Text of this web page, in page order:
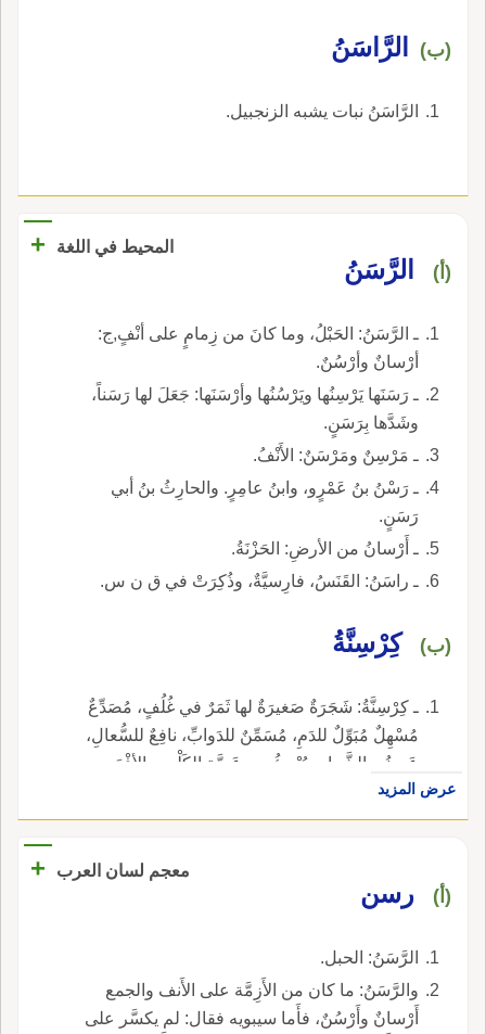
(ب) الرَّاسَنُ
الرَّاسَنُ نبات يشبه الزنجبيل.
المحيط في اللغة +
(أ) الرَّسَنُ
ـ الرَّسَنُ: الحَبْلُ، وما كانَ من زِمامٍ على أنْفٍ,ج:
أرْسانٌ وأرْسُنٌ.
ـ رَسَنَها يَرْسِنُها ويَرْسُنُها وأرْسَنَها: جَعَلَ لها رَسَناً،
وشَدَّها بِرَسَنٍ.
ـ مَرْسِنٌ ومَرْسَنٌ: الأَنْفُ.
ـ رَسْنُ بنُ عَمْرٍو، وابنُ عامِرٍ. والحارِثُ بنُ أبي
رَسَنٍ.
ـ أَرْسانُ من الأرضِ: الحَزْنَةُ.
ـ راسَنُ: القَنَسُ، فارِسيَّةٌ، وذُكِرَتْ في ق ن س.
(ب) كِرْسِنَّةُ
ـ كِرْسِنَّةُ: شَجَرَةٌ صَغيرَةٌ لها ثَمَرٌ في غُلُفٍ، مُصَدِّعٌ
مُسْهِلٌ مُبَوِّلٌ للدَمِ، مُسَمِّنٌ للدَوابِّ، نافِعٌ للسُّعالِ،
عَجينُه بالشَّرابِ يُبْرِئُ من عَضَّة الكَلْبِ والأفْعَى
والإِنْسانِ.
عرض المزيد
معجم لسان العرب +
(أ) رسن
الرَّسَنُ: الحبل.
والرَّسَنُ: ما كان من الأَزِمَّة على الأَنف والجمع
أَرْسانٌ وأَرْسُنٌ، فأَما سيبويه فقال: لم يكسَّر على